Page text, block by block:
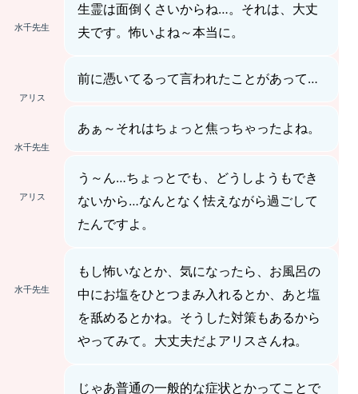
水千先生
生霊は面倒くさいからね…。それは、大丈
夫です。怖いよね～本当に。
アリス
前に憑いてるって言われたことがあって…
水千先生
あぁ～それはちょっと焦っちゃったよね。
アリス
う～ん…ちょっとでも、どうしようもでき
ないから…なんとなく怯えながら過ごして
たんですよ。
水千先生
もし怖いなとか、気になったら、お風呂の
中にお塩をひとつまみ入れるとか、あと塩
を舐めるとかね。そうした対策もあるから
やってみて。大丈夫だよアリスさんね。
じゃあ普通の一般的な症状とかってことで